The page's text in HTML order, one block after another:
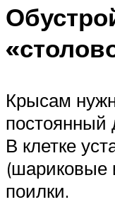
Крысам
постоянный
В клетке
(шариковые
поилки.